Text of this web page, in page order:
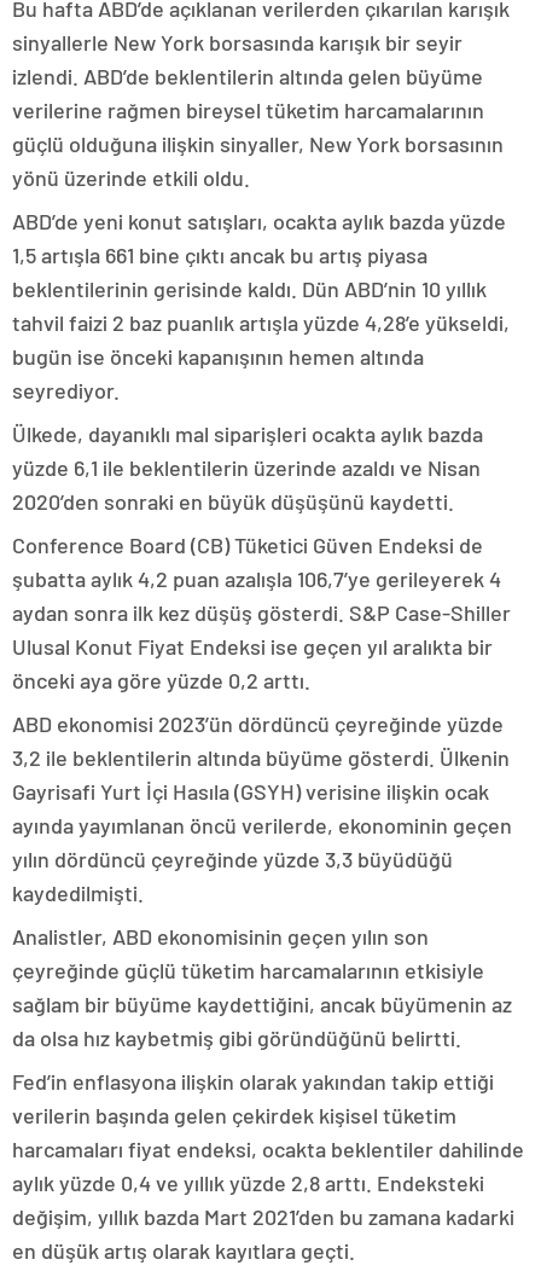
Bu hafta ABD’de açıklanan verilerden çıkarılan karışık
sinyallerle New York borsasında karışık bir seyir
izlendi. ABD’de beklentilerin altında gelen büyüme
verilerine rağmen bireysel tüketim harcamalarının
güçlü olduğuna ilişkin sinyaller, New York borsasının
yönü üzerinde etkili oldu.
ABD’de yeni konut satışları, ocakta aylık bazda yüzde
1,5 artışla 661 bine çıktı ancak bu artış piyasa
beklentilerinin gerisinde kaldı. Dün ABD’nin 10 yıllık
tahvil faizi 2 baz puanlık artışla yüzde 4,28’e yükseldi,
bugün ise önceki kapanışının hemen altında
seyrediyor.
Ülkede, dayanıklı mal siparişleri ocakta aylık bazda
yüzde 6,1 ile beklentilerin üzerinde azaldı ve Nisan
2020’den sonraki en büyük düşüşünü kaydetti.
Conference Board (CB) Tüketici Güven Endeksi de
şubatta aylık 4,2 puan azalışla 106,7’ye gerileyerek 4
aydan sonra ilk kez düşüş gösterdi. S&P Case-Shiller
Ulusal Konut Fiyat Endeksi ise geçen yıl aralıkta bir
önceki aya göre yüzde 0,2 arttı.
ABD ekonomisi 2023’ün dördüncü çeyreğinde yüzde
3,2 ile beklentilerin altında büyüme gösterdi. Ülkenin
Gayrisafi Yurt İçi Hasıla (GSYH) verisine ilişkin ocak
ayında yayımlanan öncü verilerde, ekonominin geçen
yılın dördüncü çeyreğinde yüzde 3,3 büyüdüğü
kaydedilmişti.
Analistler, ABD ekonomisinin geçen yılın son
çeyreğinde güçlü tüketim harcamalarının etkisiyle
sağlam bir büyüme kaydettiğini, ancak büyümenin az
da olsa hız kaybetmiş gibi göründüğünü belirtti.
Fed’in enflasyona ilişkin olarak yakından takip ettiği
verilerin başında gelen çekirdek kişisel tüketim
harcamaları fiyat endeksi, ocakta beklentiler dahilinde
aylık yüzde 0,4 ve yıllık yüzde 2,8 arttı. Endeksteki
değişim, yıllık bazda Mart 2021’den bu zamana kadarki
en düşük artış olarak kayıtlara geçti.